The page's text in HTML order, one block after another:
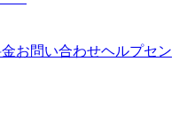
お問い合わせヘルプセン